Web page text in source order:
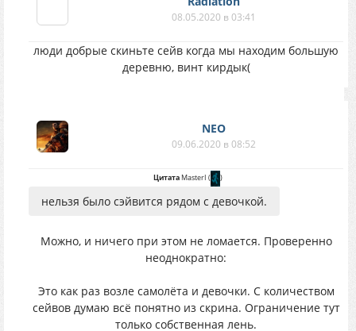
08.05.2020 в 03:41
люди добрые скиньте сейв когда мы находим большую
деревню, винт кирдык(
NEO
09.06.2020 в 08:52
ЦитатаMasterI ( )
нельзя было сэйвится рядом с девочкой.
Можно, и ничего при этом не ломается. Проверенно
неоднократно:
Это как раз возле самолёта и девочки. С количеством
сейвов думаю всё понятно из скрина. Ограничение тут
только собственная лень.